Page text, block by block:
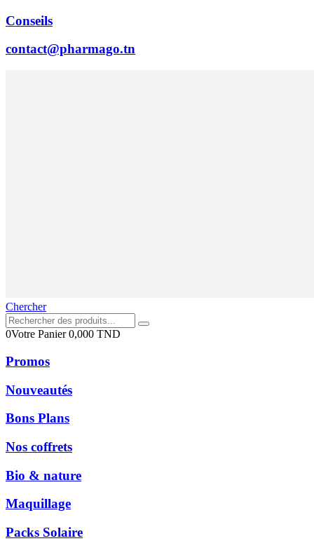
Conseils
contact@pharmago.tn
Chercher
0Votre Panier0,000 TND
Promos
Nouveautés
Bons Plans
Nos coffrets
Bio & nature
Maquillage
Packs Solaire